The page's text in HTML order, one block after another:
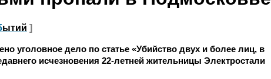
ытий ]
уголовное дело по статье «Убийство двух и более лиц, в
исчезновения 22-летней жительницы Электростали